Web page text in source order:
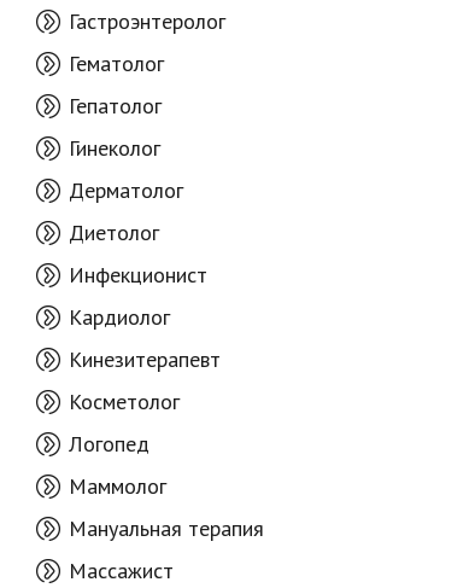
Гастроэнтеролог
Гематолог
Гепатолог
Гинеколог
Дерматолог
Диетолог
Инфекционист
Кардиолог
Кинезитерапевт
Косметолог
Логопед
Маммолог
Мануальная терапия
Массажист